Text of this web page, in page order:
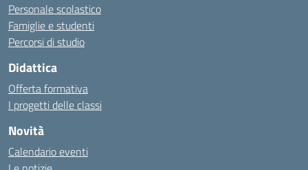
Personale scolastico
Famiglie e studenti
Percorsi di studio
Didattica
Offerta formativa
I progetti delle classi
Novità
Calendario eventi